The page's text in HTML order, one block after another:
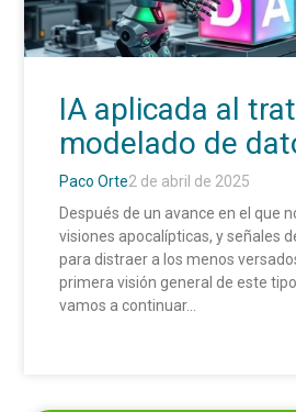
IA aplicada al
modelado de
Paco Orte2 de abril de 2025
Después de un avance en el que
visiones apocalípticas, y señales
para distraer a los menos
primera visión general de este
vamos a continuar...